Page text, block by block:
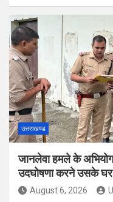
उत्तराखण्ड
जानलेवा हमले के
उदघोषणा करने उसके
August 6, 2026